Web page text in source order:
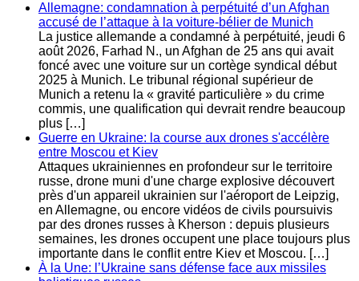
Allemagne: condamnation à perpétuité d’un Afghan
accusé de l’attaque à la voiture-bélier de Munich
La justice allemande a condamné à perpétuité, jeudi 6
août 2026, Farhad N., un Afghan de 25 ans qui avait
foncé avec une voiture sur un cortège syndical début
2025 à Munich. Le tribunal régional supérieur de
Munich a retenu la « gravité particulière » du crime
commis, une qualification qui devrait rendre beaucoup
plus […]
Guerre en Ukraine: la course aux drones s'accélère
entre Moscou et Kiev
Attaques ukrainiennes en profondeur sur le territoire
russe, drone muni d'une charge explosive découvert
près d'un appareil ukrainien sur l'aéroport de Leipzig,
en Allemagne, ou encore vidéos de civils poursuivis
par des drones russes à Kherson : depuis plusieurs
semaines, les drones occupent une place toujours plus
importante dans le conflit entre Kiev et Moscou. […]
À la Une: l’Ukraine sans défense face aux missiles